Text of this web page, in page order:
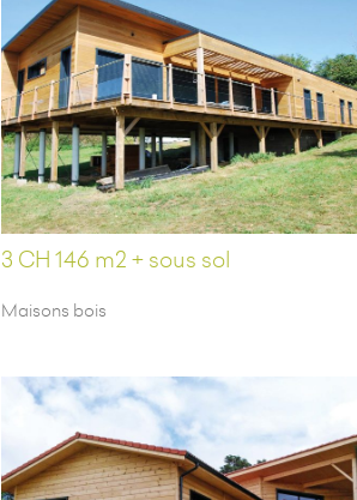
3 CH 146 m2 + sous sol
Maisons bois